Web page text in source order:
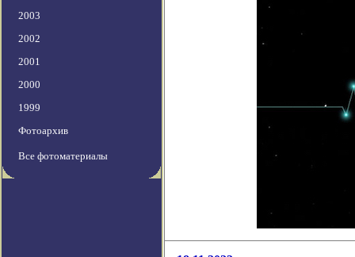
2003
2002
2001
2000
1999
Фотоархив
Все фотоматериалы